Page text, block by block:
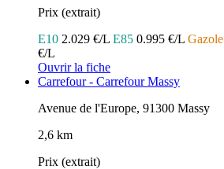
Prix (extrait)
E10 2.029 €/L E85 0.995 €/L Gazole
€/L
Ouvrir la fiche
Carrefour - Carrefour Massy
Avenue de l'Europe, 91300 Massy
2,6 km
Prix (extrait)